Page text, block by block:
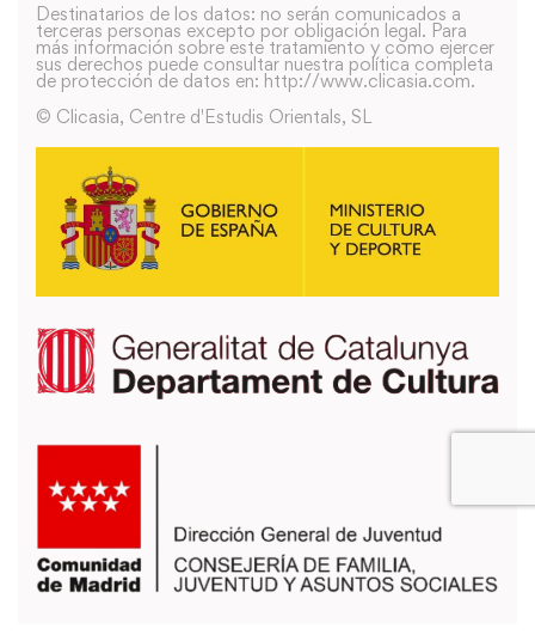
Destinatarios de los datos: no serán comunicados a
terceras personas excepto por obligación legal. Para
más información sobre este tratamiento y como ejercer
sus derechos puede consultar nuestra política completa
de protección de datos en: http://www.clicasia.com.
© Clicasia, Centre d'Estudis Orientals, SL